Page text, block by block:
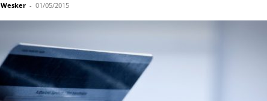
Wesker - 01/05/2015